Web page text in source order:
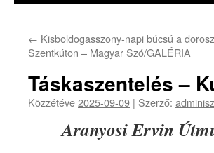
← Kisboldogasszony-napi búcsú a
Szentkúton – Magyar Szó/GALÉRIA
Táskaszentelés –
Közzétéve2025-09-09 | Szerző:
Aranyosi Ervin